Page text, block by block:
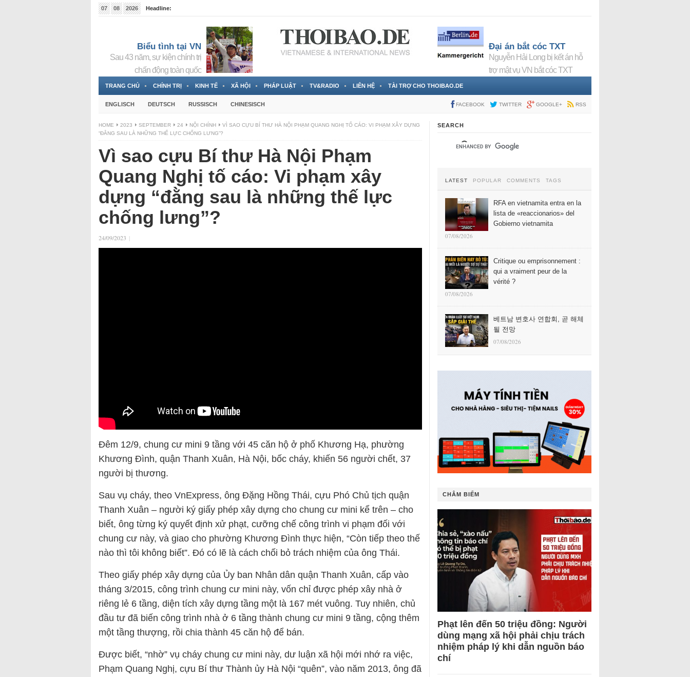
07 08 2026
Headline:
Biểu tình tại VN
Sau 43 năm, sự kiện chính trị
chấn động toàn quốc
Đại án bắt cóc TXT
Nguyễn Hải Long bị kết án hỗ
trợ mật vụ VN bắt cóc TXT
TRANG CHỦ CHÍNH TRỊ KINH TẾ XÃ HỘI PHÁP LUẬT TV&RADIO LIÊN HỆ TÀI TRỢ CHO THOIBAO.DE
ENGLISCH DEUTSCH RUSSISCH CHINESISCH FACEBOOK TWITTER GOOGLE+ RSS
HOME 2023 SEPTEMBER 24 NỘI CHÍNH
VÌ SAO CỰU BÍ THƯ HÀ NỘI PHẠM QUANG NGHỊ TỐ CÁO: VI PHẠM XÂY DỰNG
“ĐẰNG SAU LÀ NHỮNG THẾ LỰC CHỐNG LƯNG”?
Vì sao cựu Bí thư Hà Nội Phạm
Quang Nghị tố cáo: Vi phạm xây
dựng “đằng sau là những thế lực
chống lưng”?
24/09/2023 |
Đêm 12/9, chung cư mini 9 tầng với 45 căn hộ ở phố Khương Hạ, phường
Khương Đình, quận Thanh Xuân, Hà Nội, bốc cháy, khiến 56 người chết, 37
người bị thương.
Sau vụ cháy, theo VnExpress, ông Đặng Hồng Thái, cựu Phó Chủ tịch quận
Thanh Xuân – người ký giấy phép xây dựng cho chung cư mini kể trên – cho
biết, ông từng ký quyết định xử phạt, cưỡng chế công trình vi phạm đối với
chung cư này, và giao cho phường Khương Đình thực hiện, “Còn tiếp theo thế
nào thì tôi không biết”. Đó có lẽ là cách chối bỏ trách nhiệm của ông Thái.
Theo giấy phép xây dựng của Ủy ban Nhân dân quận Thanh Xuân, cấp vào
tháng 3/2015, công trình chung cư mini này, vốn chỉ được phép xây nhà ở
riêng lẻ 6 tầng, diện tích xây dựng tầng một là 167 mét vuông. Tuy nhiên, chủ
đầu tư đã biến công trình nhà ở 6 tầng thành chung cư mini 9 tầng, cộng thêm
một tầng thượng, rồi chia thành 45 căn hộ để bán.
Được biết, “nhờ” vụ cháy chung cư mini này, dư luận xã hội mới nhớ ra việc,
Phạm Quang Nghị, cựu Bí thư Thành ủy Hà Nội “quên”, vào năm 2013, ông đã
SEARCH
LATEST POPULAR COMMENTS TAGS
RFA en vietnamita entra en la
lista de «reaccionarios» del
Gobierno vietnamita
07/08/2026
Critique ou emprisonnement :
qui a vraiment peur de la
vérité ?
07/08/2026
베트남 변호사 연합회, 곧 해체
될 전망
07/08/2026
CHÂM BIẾM
Phạt lên đến 50 triệu đồng: Người
dùng mạng xã hội phải chịu trách
nhiệm pháp lý khi dẫn nguồn báo
chí